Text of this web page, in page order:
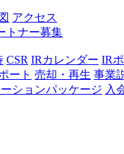
アクセス
トナー募集
CSR IRカレンダー IR
ート 売却・再生 事業
ションパッケージ 入